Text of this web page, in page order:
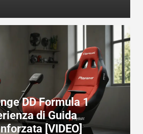
DD Formula 1
di Guida
[VIDEO]